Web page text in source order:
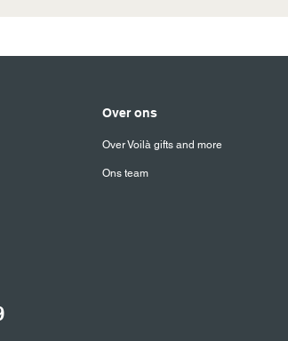
Over ons
Over Voilà gifts and more
Ons team